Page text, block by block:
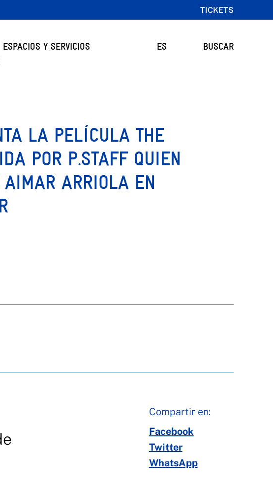
TICKETS
ESPACIOS Y SERVICIOS
ES BUSCAR
LA PELÍCULA THE
POR P.STAFF QUIEN
AIMAR ARRIOLA EN
Compartir en:
Facebook
Twitter
WhatsApp